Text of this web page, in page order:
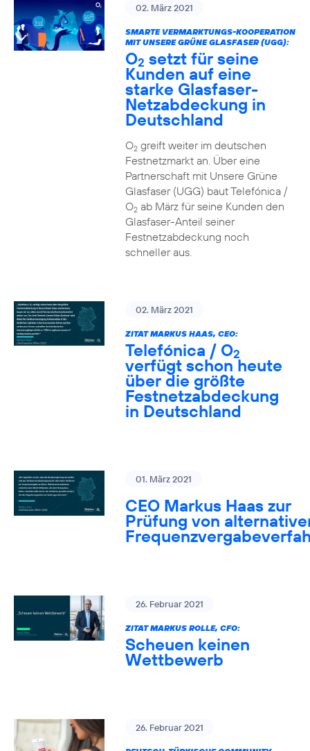
02. März 2021
SMARTE VERMARKTUNGS-KOOPERATION
MIT UNSERE GRÜNE GLASFASER (UGG):
O2 setzt für seine
Kunden auf eine
starke Glasfaser-
Netzabdeckung in
Deutschland
O2greift weiter im deutschen
Festnetzmarkt an. Über eine
Partnerschaft mit Unsere Grüne
Glasfaser (UGG) baut Telefónica /
O2ab März für seine Kunden den
Glasfaser-Anteil seiner
Festnetzabdeckung noch
schneller aus.
02. März 2021
ZITAT MARKUS HAAS, CEO:
Telefónica / O2
verfügt schon heute
über die größte
Festnetzabdeckung
in Deutschland
01. März 2021
CEO Markus Haas zur
Prüfung von
26. Februar 2021
ZITAT MARKUS ROLLE, CFO:
Scheuen keinen
Wettbewerb
26. Februar 2021